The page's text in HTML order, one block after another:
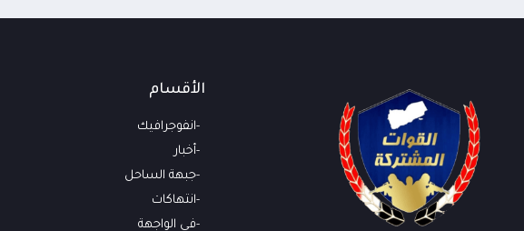
الأقسام
انفوجرافيك
أخبار
جبهة الساحل
انتهاكات
في الواجهة